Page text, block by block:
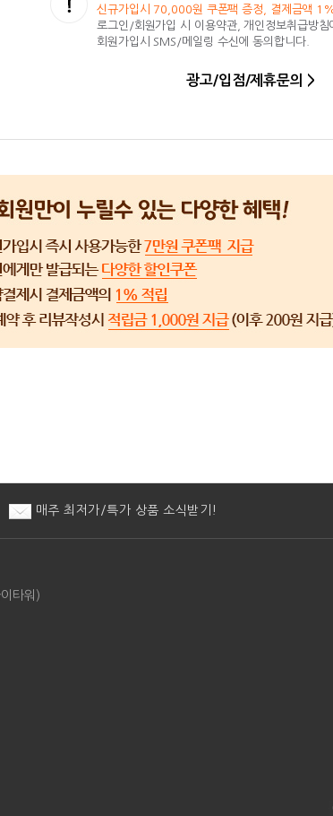
신규가입시 70,000원 쿠폰팩 증정, 결제금액
로그인/회원가입 시 이용약관, 개인정보취급방침
회원가입시 SMS/메일링 수신에 동의합니다.
광고/입점/제휴문의 >
매주 최저가/특가 상품 소식받기!
타워)